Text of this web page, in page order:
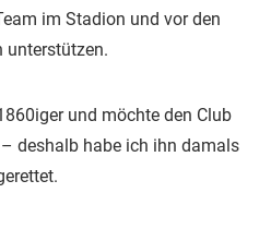
im Stadion und vor den
unterstützen.
und möchte den Club
deshalb habe ich ihn damals